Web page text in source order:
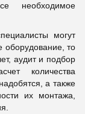
необходимое
могут
оборудование, то
аудит и подбор
количества
а также
их монтажа,